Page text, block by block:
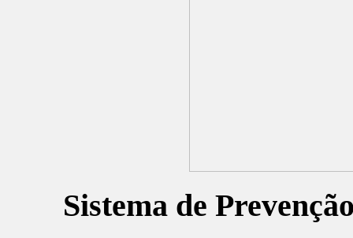
Sistema de